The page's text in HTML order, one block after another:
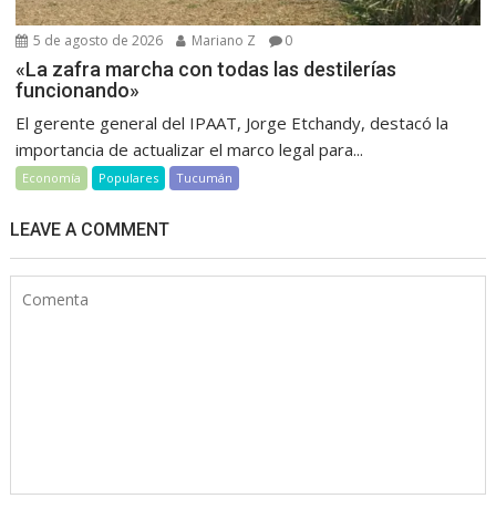
5 de agosto de 2026 Mariano Z 0
«La zafra marcha con todas las destilerías
funcionando»
El gerente general del IPAAT, Jorge Etchandy, destacó la
importancia de actualizar el marco legal para...
Economía Populares Tucumán
LEAVE A COMMENT